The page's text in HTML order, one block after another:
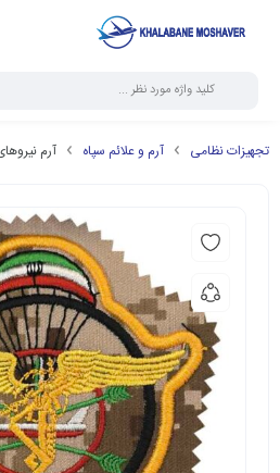
تجهیزات نظامی آرم و علائم سپاه آرم